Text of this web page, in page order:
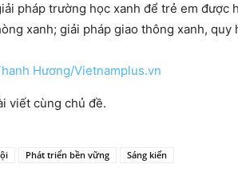
pháp trường học xanh để trẻ em được
xanh; giải pháp giao thông xanh,
Hương/Vietnamplus.vn
viết cùng chủ đề.
Phát triển bền vững Sáng kiến